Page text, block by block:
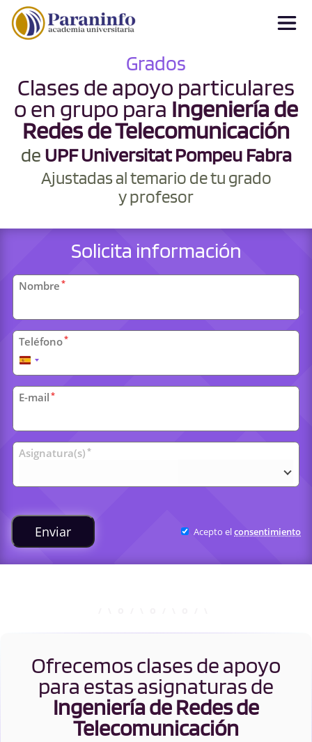
Grados
Clases de apoyo particulares
o en grupo para Ingeniería de
Redes de Telecomunicación
de UPF Universitat Pompeu Fabra
Ajustadas al temario de tu grado
y profesor
Solicita información
Datos
personales
Nombre *
Teléfono*
España
+34
E-mail *
Clases
universitarias
Asignatura(s) *
Enviar Acepto elconsentimiento
Ofrecemos clases de apoyo
para estas asignaturas de
Ingeniería de Redes de
Telecomunicación